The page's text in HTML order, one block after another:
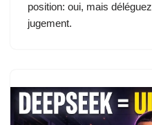
position: oui, mais
jugement.